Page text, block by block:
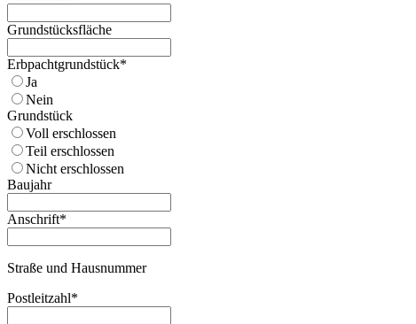
Grundstücksfläche
Erbpachtgrundstück*
Ja
Nein
Grundstück
Voll erschlossen
Teil erschlossen
Nicht erschlossen
Baujahr
Anschrift*
Straße und Hausnummer
Postleitzahl*